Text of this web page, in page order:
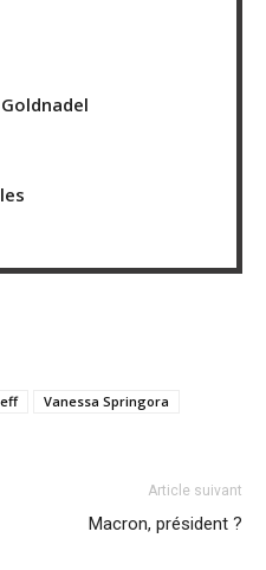
Vanessa Springora
Article suivant
Macron, président ?